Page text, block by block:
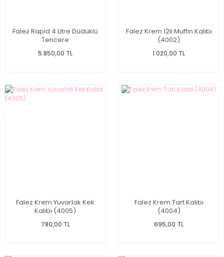
Falez Rapid 4 Litre Düdüklü
Tencere
5.850,00 TL
Falez Krem 12li Muffin Kalıbı
(4002)
1.020,00 TL
Falez Krem Yuvarlak Kek
Kalıbı (4005)
780,00 TL
Falez Krem Tart Kalıbı
(4004)
695,00 TL